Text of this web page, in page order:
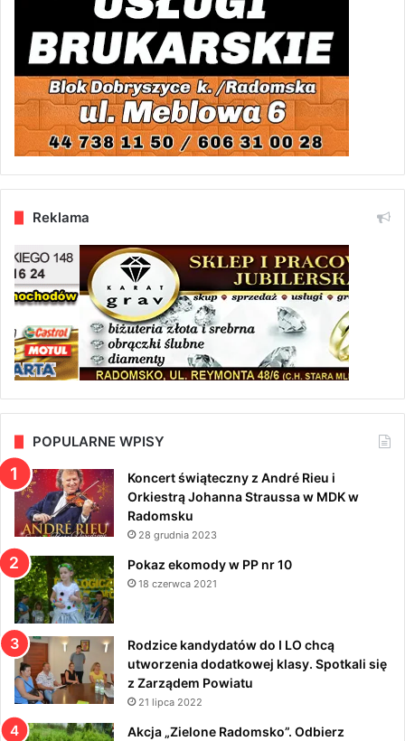
Reklama
POPULARNE WPISY
Koncert świąteczny z André Rieu i
Orkiestrą Johanna Straussa w MDK w
Radomsku
28 grudnia 2023
Pokaz ekomody w PP nr 10
18 czerwca 2021
Rodzice kandydatów do I LO chcą
utworzenia dodatkowej klasy. Spotkali się
z Zarządem Powiatu
21 lipca 2022
Akcja „Zielone Radomsko”. Odbierz